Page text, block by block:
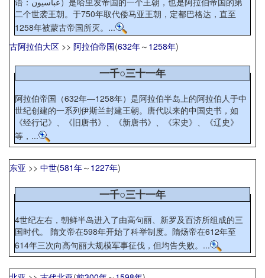
二个世袭王朝。于750年取代倭马亚王朝，定都巴格达，直至
1258年被蒙古帝国所灭。...
古阿拉伯大区 >> 阿拉伯帝国(632年～ 1258年)
一千○三十一年
阿拉伯帝国（632年—1258年）是阿拉伯半岛上的阿拉伯人于中
世纪创建的一系列伊斯兰封建王朝。唐代以来的中国史书，如
《经行记》、《旧唐书》、《新唐书》、《宋史》、《辽史》
等，...
东亚 >> 中世(581年～ 1227年)
一千○三十一年
4世纪左右，朝鲜半岛进入了由高句丽、新罗及百济所组成的三
国时代。 隋文帝在598年开始了科举制度。隋炀帝在612年至
614年三次向高句丽大规模军事征伐，但均告失败。...